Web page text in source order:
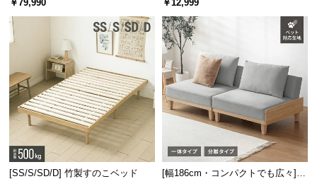
￥79,990 ￥12,999
[SS/S/SD/D] 竹製すのこベッド
[幅186cm・コンパクトでも広々] 3